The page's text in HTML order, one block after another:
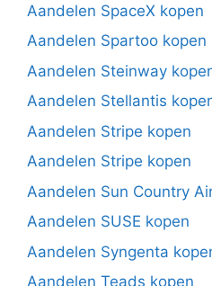
Aandelen SpaceX kopen
Aandelen Spartoo kopen
Aandelen Steinway
Aandelen Stellantis
Aandelen Stripe kopen
Aandelen Stripe kopen
Aandelen Sun Country
Aandelen SUSE kopen
Aandelen Syngenta
Aandelen Teads kopen